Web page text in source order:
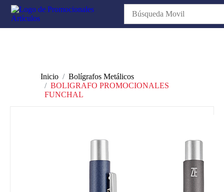
Inicio
Bolígrafos Metálicos
BOLIGRAFO PROMOCIONALES
FUNCHAL